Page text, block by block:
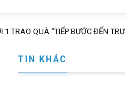
2027
TIN KHÁC